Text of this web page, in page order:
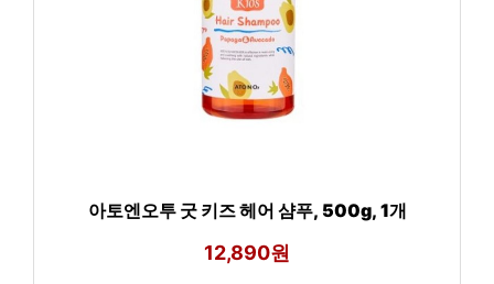
아토엔오투 굿 키즈 헤어 샴푸, 500g, 1개
12,890원